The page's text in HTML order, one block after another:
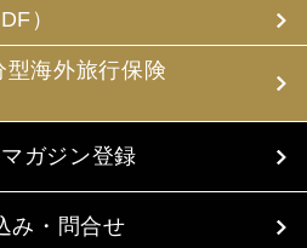
方の個人情報をお伺いすること
は、お客様に疾病等があった場
要があると当社が認めた場合に
お客様は、連絡先の方の個人情
について連絡先の方の同意を得
利用について
を収集、利用するにあたり、以
ことを予めご承知おき願いま
）
型海外旅行保険
ガジン登録
み・問合せ